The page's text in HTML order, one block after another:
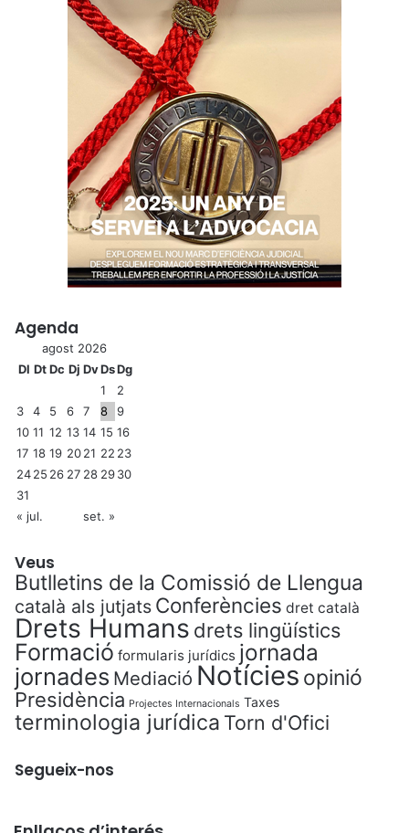
Agenda
agost 2026
Dl DtDc Dj DvDsDg
1
2
3
4 5 6 7 8
9
10 11 12 13 14 15 16
17 18 19 2021 22 23
2425 26 27 28 2930
31
« jul.
set. »
Veus
Butlletins de la Comissió de Llengua
català als jutjats Conferències dret català
Drets Humans drets lingüístics
Formació formularis jurídics jornada
jornades Mediació Notícies opinió
Presidència Projectes Internacionals Taxes
terminologia jurídica Torn d'Ofici
Segueix-nos